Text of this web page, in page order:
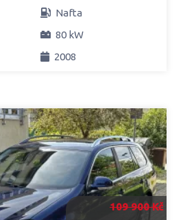
Nafta
80 kW
2008
109 900 Kč